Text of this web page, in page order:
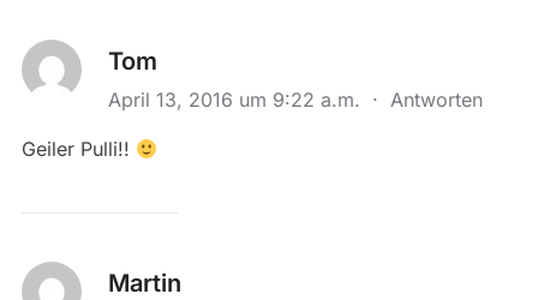
Tom
April 13, 2016 um 9:22 a.m. · Antworten
Geiler Pulli!!
Martin